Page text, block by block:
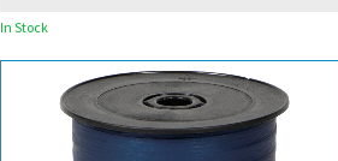
In Stock